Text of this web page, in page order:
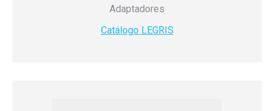
Adaptadores
Catálogo LEGRIS